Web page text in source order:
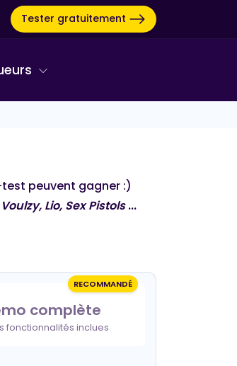
Tester gratuitement
test peuvent gagner :)
Lio, Sex Pistols...
RECOMMANDÉ
complète
fonctionnalités inclues